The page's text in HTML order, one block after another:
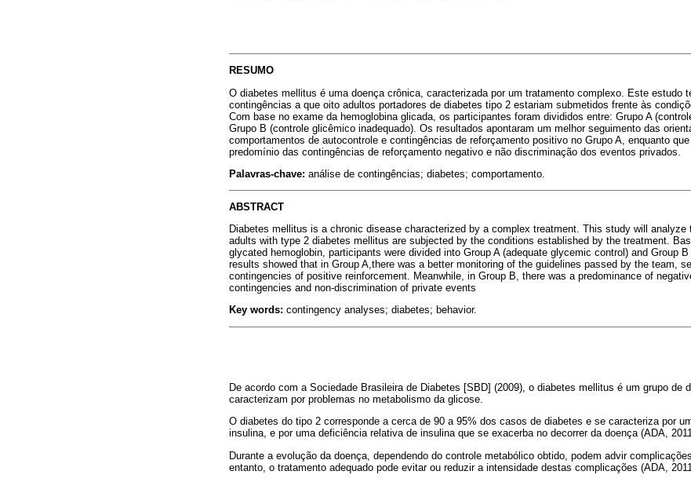
RESUMO
O diabetes mellitus é uma doença crônica, caracterizada por um tratamento complexo. Este estudo
contingências a que oito adultos portadores de diabetes tipo 2 estariam submetidos frente às
Com base no exame da hemoglobina glicada, os participantes foram divididos entre: Grupo A
Grupo B (controle glicêmico inadequado). Os resultados apontaram um melhor seguimento das
comportamentos de autocontrole e contingências de reforçamento positivo no Grupo A, enquanto
predomínio das contingências de reforçamento negativo e não discriminação dos eventos privados.
Palavras-chave: análise de contingências; diabetes; comportamento.
ABSTRACT
Diabetes mellitus is a chronic disease characterized by a complex treatment. This study will
adults with type 2 diabetes mellitus are subjected by the conditions established by the treatment.
glycated hemoglobin, participants were divided into Group A (adequate glycemic control) and Group
results showed that in Group A,there was a better monitoring of the guidelines passed by the team,
contingencies of positive reinforcement. Meanwhile, in Group B, there was a predominance of
contingencies and non-discrimination of private events
Key words: contingency analyses; diabetes; behavior.
De acordo com a Sociedade Brasileira de Diabetes [SBD] (2009), o diabetes mellitus é um grupo de
caracterizam por problemas no metabolismo da glicose.
O diabetes do tipo 2 corresponde a cerca de 90 a 95% dos casos de diabetes e se caracteriza por
insulina, e por uma deficiência relativa de insulina que se exacerba no decorrer da doença (ADA,
Durante a evolução da doença, dependendo do controle metabólico obtido, podem advir
entanto, o tratamento adequado pode evitar ou reduzir a intensidade destas complicações (ADA,